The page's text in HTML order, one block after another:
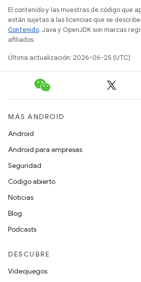
El contenido y las muestras de código que
están sujetas a las licencias que se
Contenido. Java y OpenJDK son marcas
afiliados.
Última actualización: 2026-06-25 (UTC)
MÁS ANDROID
Android
Android para empresas
Seguridad
Código abierto
Noticias
Blog
Podcasts
DESCUBRE
Videojuegos